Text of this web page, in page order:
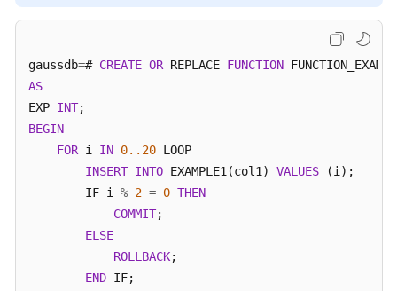
发
（集
式
_V2.0-
10.x）
gaussdb=# CREATE OR REPLACE FUNCTION
AS
EXP INT
BEGIN
FOR i IN 0. .20 LOOP
INSERT INTO EXAMPLE1(col1) VALUES (i);
        IF i
% 2 = 0 THEN
COMMIT;
ELSE
ROLLBACK;
END IF;